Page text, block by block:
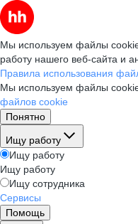
Мы используем файлы
работу нашего веб-сайта и
Правила использования
Мы используем файлы
файлов cookie
Понятно
Ищу работу
Ищу работу
Ищу работу
Ищу сотрудника
Сервисы
Помощь